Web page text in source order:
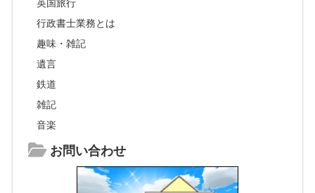
英国旅行
行政書士業務とは
趣味・雑記
遺言
鉄道
雑記
音楽
お問い合わせ